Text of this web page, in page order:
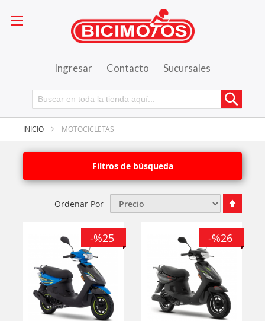
Ingresar Contacto Sucursales
INICIO MOTOCICLETAS
Filtros de búsqueda
Ordenar Por
Órden
-%25 -%26